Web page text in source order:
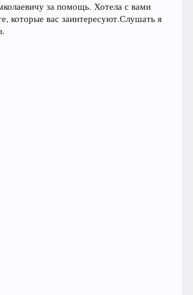
за помощь. Хотела с вами
которые вас заинтересуют.Слушать я